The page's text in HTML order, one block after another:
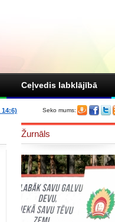
Ceļvedis labklājībā
Seko mums:
Žurnāls